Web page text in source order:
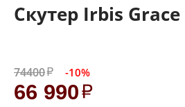
Скутер Irbis Grace
74400 -10%
66 990